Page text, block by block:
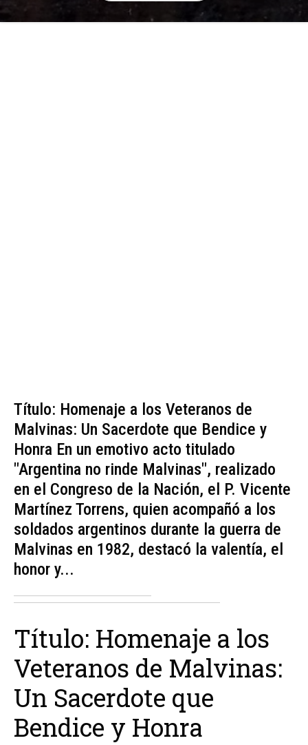
Título: Homenaje a los Veteranos de
Malvinas: Un Sacerdote que Bendice y
Honra En un emotivo acto titulado
"Argentina no rinde Malvinas", realizado
en el Congreso de la Nación, el P. Vicente
Martínez Torrens, quien acompañó a los
soldados argentinos durante la guerra de
Malvinas en 1982, destacó la valentía, el
honor y...
Título: Homenaje a los
Veteranos de Malvinas:
Un Sacerdote que
Bendice y Honra